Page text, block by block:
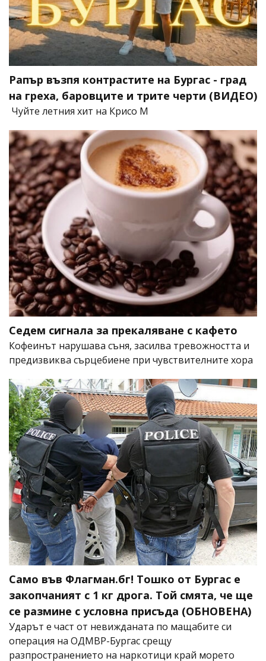
Рапър възпя контрастите на Бургас - град
на греха, баровците и трите черти (ВИДЕО)
Чуйте летния хит на Крисо М
Седем сигнала за прекаляване с кафето
Кофеинът нарушава съня, засилва тревожността и
предизвиква сърцебиене при чувствителните хора
Само във Флагман.бг! Тошко от Бургас е
закопчаният с 1 кг дрога. Той смята, че ще
се размине с условна присъда (ОБНОВЕНА)
Ударът е част от невижданата по мащабите си
операция на ОДМВР-Бургас срещу
разпространението на наркотици край морето